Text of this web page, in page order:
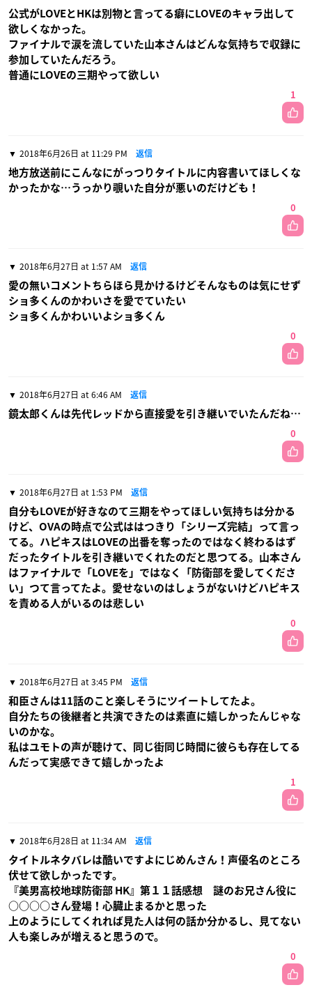
公式がLOVEとHKは別物と言ってる癖にLOVEのキャラ出して
欲しくなかった。
ファイナルで涙を流していた山本さんはどんな気持ちで収録に
参加していたんだろう。
普通にLOVEの三期やって欲しい
1
2018年6月26日 at 11:29 PM 返信
地方放送前にこんなにがっつりタイトルに内容書いてほしくな
かったかな…うっかり覗いた自分が悪いのだけども！
0
2018年6月27日 at 1:57 AM 返信
愛の無いコメントちらほら見かけるけどそんなものは気にせず
ショ多くんのかわいさを愛でていたい
ショ多くんかわいいよショ多くん
0
2018年6月27日 at 6:46 AM 返信
鏡太郎くんは先代レッドから直接愛を引き継いでいたんだね…
0
2018年6月27日 at 1:53 PM 返信
自分もLOVEが好きなのて三期をやってほしい気持ちは分かる
けど、OVAの時点で公式ははつきり「シリーズ完結」って言っ
てる。ハピキスはLOVEの出番を奪ったのではなく終わるはず
だったタイトルを引き継いでくれたのだと思つてる。山本さん
はファイナルで「LOVEを」ではなく「防衛部を愛してくださ
い」つて言ってたよ。愛せないのはしょうがないけどハピキス
を責める人がいるのは悲しい
0
2018年6月27日 at 3:45 PM 返信
和臣さんは11話のこと楽しそうにツイートしてたよ。
自分たちの後継者と共演できたのは素直に嬉しかったんじゃな
いのかな。
私はユモトの声が聴けて、同じ街同じ時間に彼らも存在してる
んだって実感できて嬉しかったよ
1
2018年6月28日 at 11:34 AM 返信
タイトルネタバレは酷いですよにじめんさん！声優名のところ
伏せて欲しかったです。
『美男高校地球防衛部 HK』第１１話感想​ 謎のお兄さん役に
○○○○さん登場！心臓止まるかと思った
上のようにしてくれれば見た人は何の話か分かるし、見てない
人も楽しみが増えると思うので。
0